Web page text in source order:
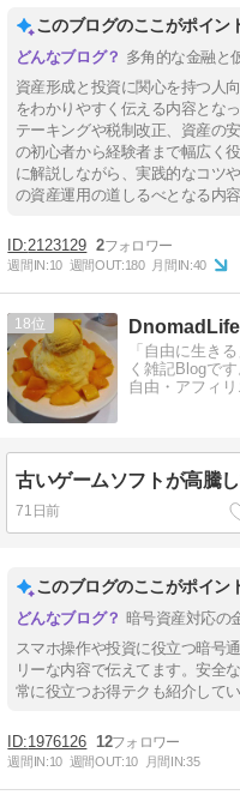
このブログのここがポイン
多角的な金融と
資産形成と投資に関心を持つ人
をわかりやすく伝える内容とな
テーキングや税制改正、資産の
の初心者から経験者まで幅広く
に解説しながら、実践的なコツ
の資産運用の道しるべとなる内
2123129 2
週間IN:10 週間OUT:180 月間IN:40
18
「自由に生き
く雑記Blogで
自由・アフィ
古いゲームソフトが高騰
71日前
このブログのここがポイン
暗号資産対応の
スマホ操作や投資に役立つ暗号
リーな内容で伝えてます。安全
常に役立つお得テクも紹介して
1976126 12
週間IN:10 週間OUT:10 月間IN:35